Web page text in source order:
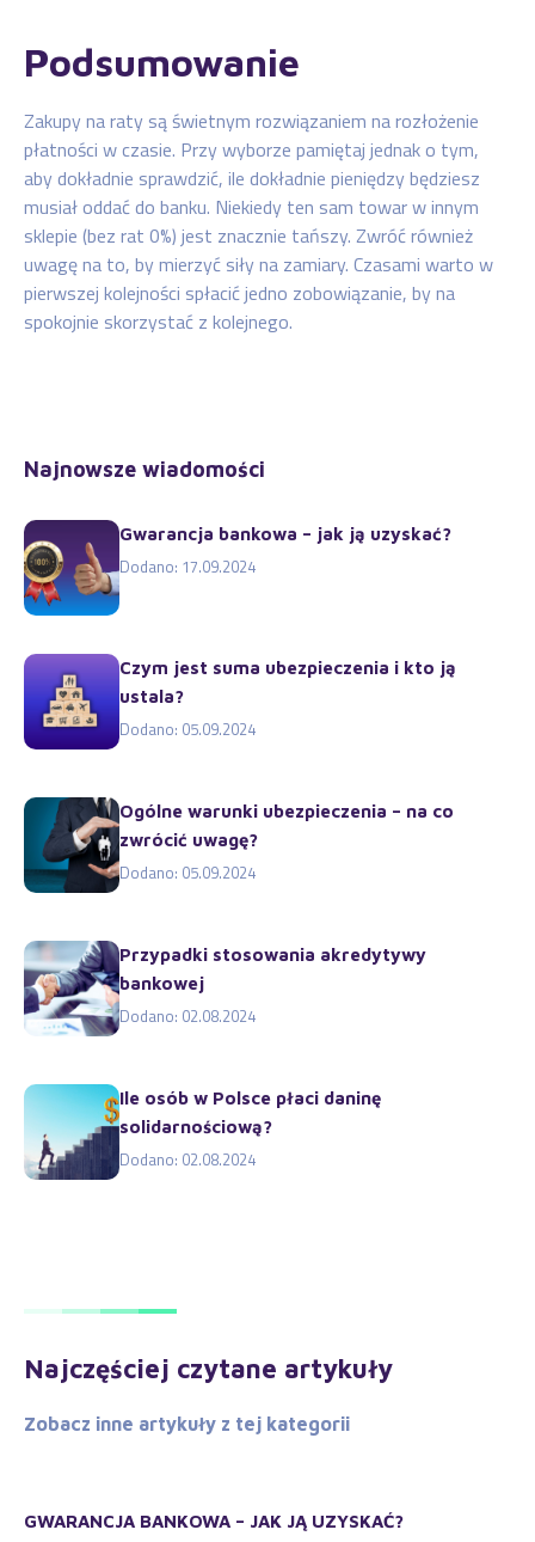
Podsumowanie
Zakupy na raty są świetnym rozwiązaniem na rozłożenie
płatności w czasie. Przy wyborze pamiętaj jednak o tym,
aby dokładnie sprawdzić, ile dokładnie pieniędzy będziesz
musiał oddać do banku. Niekiedy ten sam towar w innym
sklepie (bez rat 0%) jest znacznie tańszy. Zwróć również
uwagę na to, by mierzyć siły na zamiary. Czasami warto w
pierwszej kolejności spłacić jedno zobowiązanie, by na
spokojnie skorzystać z kolejnego.
Najnowsze wiadomości
Gwarancja bankowa – jak ją uzyskać?
Dodano: 17.09.2024
Czym jest suma ubezpieczenia i kto ją
ustala?
Dodano: 05.09.2024
Ogólne warunki ubezpieczenia – na co
zwrócić uwagę?
Dodano: 05.09.2024
Przypadki stosowania akredytywy
bankowej
Dodano: 02.08.2024
Ile osób w Polsce płaci daninę
solidarnościową?
Dodano: 02.08.2024
Najczęściej czytane artykuły
Zobacz inne artykuły z tej kategorii
GWARANCJA BANKOWA – JAK JĄ UZYSKAĆ?